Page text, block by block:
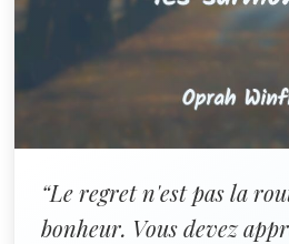
“Le regret n'est pas la
bonheur. Vous devez